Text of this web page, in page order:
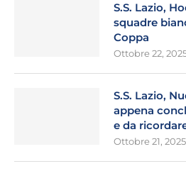
S.S. Lazio,
squadre
Coppa
Ottobre 22,
S.S. Lazio,
appena
e da
Ottobre 21, 2025